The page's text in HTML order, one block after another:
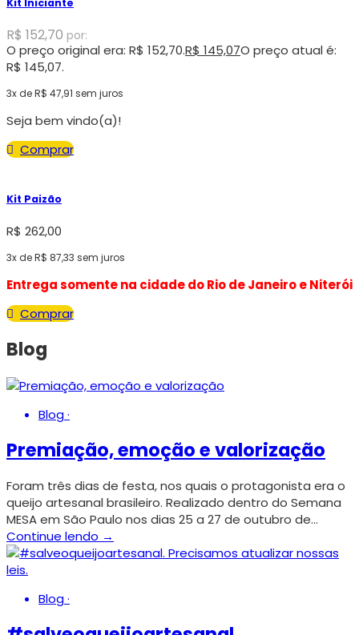
Kit Iniciante
R$ 152,70 por:
O preço original era: R$ 152,70.R$ 145,07O preço atual é:
R$ 145,07.
3x deR$ 47,91 sem juros
Seja bem vindo(a)!
Comprar
Kit Paizão
R$ 262,00
3x deR$ 87,33 sem juros
Entrega somente na cidade do Rio de Janeiro e Niterói
Comprar
Blog
Blog·
Premiação, emoção e valorização
Foram três dias de festa, nos quais o protagonista era o
queijo artesanal brasileiro. Realizado dentro do Semana
MESA em São Paulo nos dias 25 a 27 de outubro de…
Continue lendo →
Blog·